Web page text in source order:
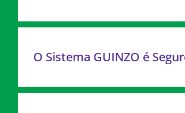
O Sistema GUINZO é